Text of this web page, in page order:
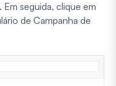
Em seguida, clique em
de Campanha de